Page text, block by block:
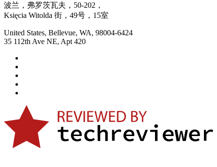
波兰，弗罗茨瓦夫，50-202，
Księcia Witolda 街，49号，15室
United States, Bellevue, WA, 98004-6424
35 112th Ave NE, Apt 420